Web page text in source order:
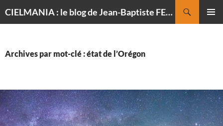
CIELMANIA : le blog de Jean-Baptiste FELDMANN, photographe du ciel
Archives par mot-clé : état de l’Orégon